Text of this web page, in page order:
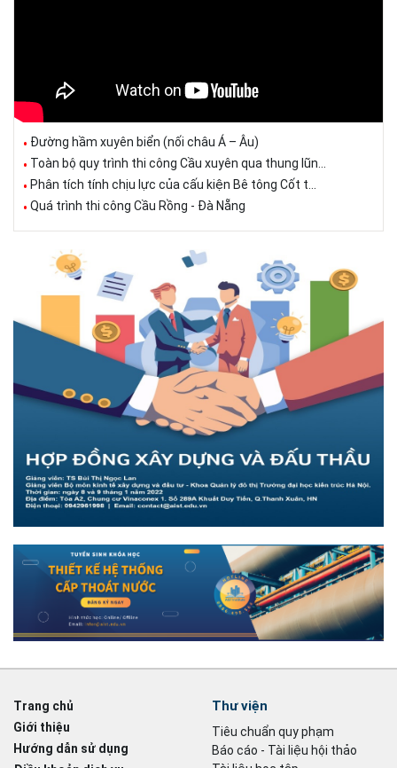
Đường hầm xuyên biển (nối châu Á – Âu)
Toàn bộ quy trình thi công Cầu xuyên qua thung lũn...
Phân tích tính chịu lực của cấu kiện Bê tông Cốt t...
Quá trình thi công Cầu Rồng - Đà Nẵng
Trang chủ
Giới thiệu
Hướng dẫn sử dụng
Thư viện
Tiêu chuẩn quy phạm
Báo cáo - Tài liệu hội thảo